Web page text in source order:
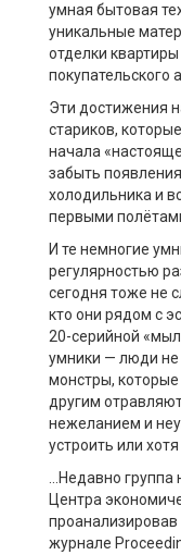
умная бытовая
уникальные
отделки
покупательского
Эти достижения
стариков,
начала
забыть
холодильника и
первыми
И те немногие
регулярностью
сегодня тоже не
кто они рядом с
20-серийной
умники — люди не
монстры,
другим
нежеланием и
устроить или
…Недавно
Центра
проанализировав
журнале